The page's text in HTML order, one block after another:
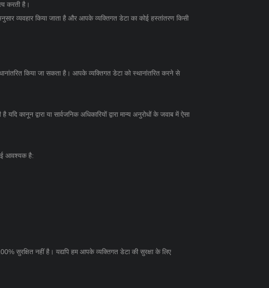
करती है।
व्यवहार किया जाता है और आपके व्यक्तिगत डेटा का कोई हस्तांतरण किसी
किया जा सकता है। आपके व्यक्तिगत डेटा को स्थानांतरित करने से
द्वारा या सार्वजनिक अधिकारियों द्वारा मान्य अनुरोधों के जवाब में ऐसा
आवश्यक है:
सुरक्षित नहीं है। यद्यपि हम आपके व्यक्तिगत डेटा की सुरक्षा के लिए